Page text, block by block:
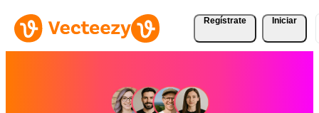
Regístrate Iniciar